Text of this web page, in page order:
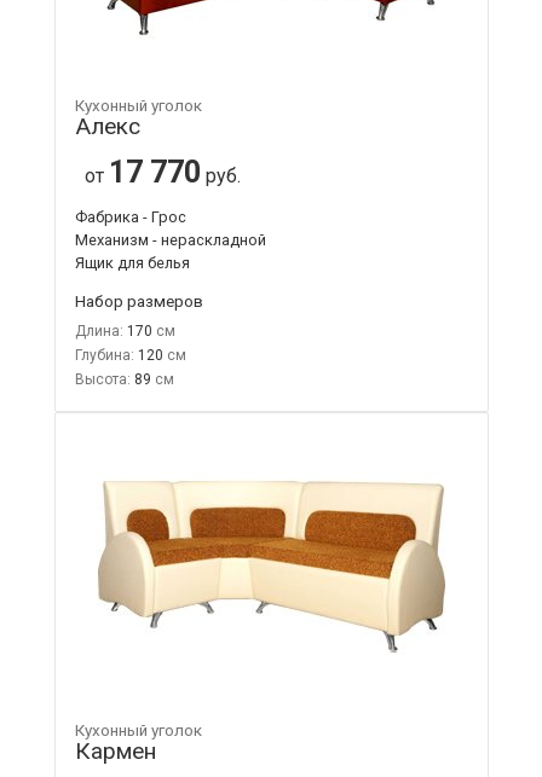
Кухонный уголок
Алекс
от 17 770 руб.
Фабрика - Грос
Механизм - нераскладной
Ящик для белья
Набор размеров
Длина: 170
Глубина: 120
Высота: 89
Кухонный уголок
Кармен